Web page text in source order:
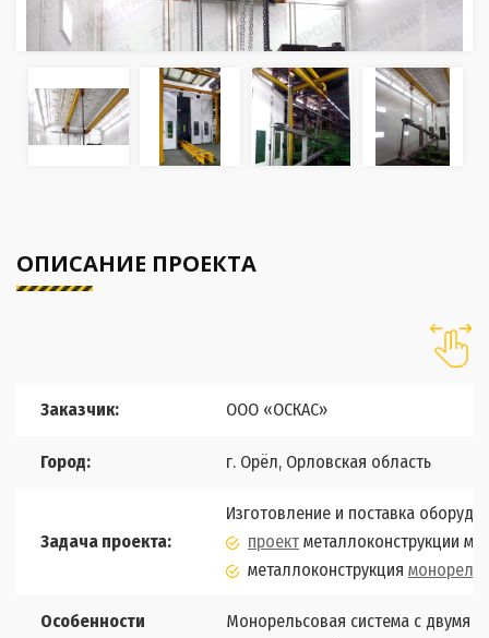
ОПИСАНИЕ ПРОЕКТА
Заказчик: ООО «ОСКАС»
Город: г. Орёл, Орловская область
Задача проекта:
Изготовление и поставка
проект металлоконструкции
металлоконструкция
Особенности
Монорельсовая система с двумя